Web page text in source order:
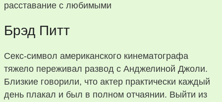
Брэд Питт
Секс-символ американского кинематографа
тяжело переживал развод с Анджелиной Джоли.
Близкие говорили, что актер практически каждый
день плакал и был в полном отчаянии. Выйти из